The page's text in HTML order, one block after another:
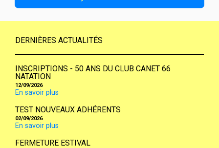
DERNIÈRES ACTUALITÉS
INSCRIPTIONS - 50 ANS DU CLUB CANET 66
NATATION
12/09/2026
En savoir plus
TEST NOUVEAUX ADHÉRENTS
02/09/2026
En savoir plus
FERMETURE ESTIVAL